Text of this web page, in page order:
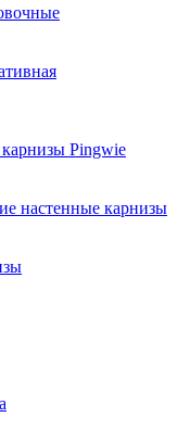
Pingwie
настенные карнизы